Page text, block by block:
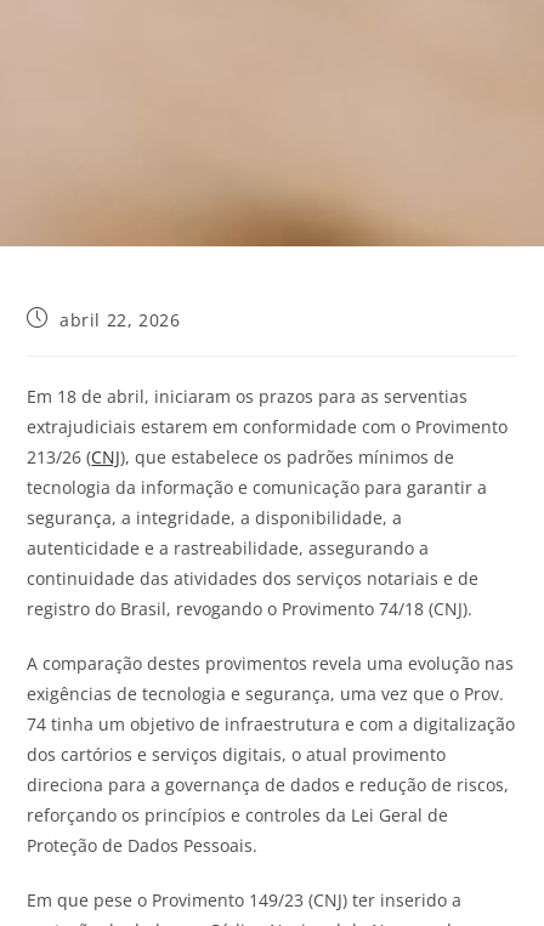
abril 22, 2026
Em 18 de abril, iniciaram os prazos para as serventias
extrajudiciais estarem em conformidade com o Provimento
213/26 (CNJ), que estabelece os padrões mínimos de
tecnologia da informação e comunicação para garantir a
segurança, a integridade, a disponibilidade, a
autenticidade e a rastreabilidade, assegurando a
continuidade das atividades dos serviços notariais e de
registro do Brasil, revogando o Provimento 74/18 (CNJ).
A comparação destes provimentos revela uma evolução nas
exigências de tecnologia e segurança, uma vez que o Prov.
74 tinha um objetivo de infraestrutura e com a digitalização
dos cartórios e serviços digitais, o atual provimento
direciona para a governança de dados e redução de riscos,
reforçando os princípios e controles da Lei Geral de
Proteção de Dados Pessoais.
Em que pese o Provimento 149/23 (CNJ) ter inserido a